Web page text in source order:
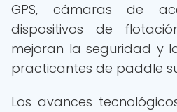
GPS, cámaras de
dispositivos de
mejoran la seguridad y
practicantes de paddle
Los avances